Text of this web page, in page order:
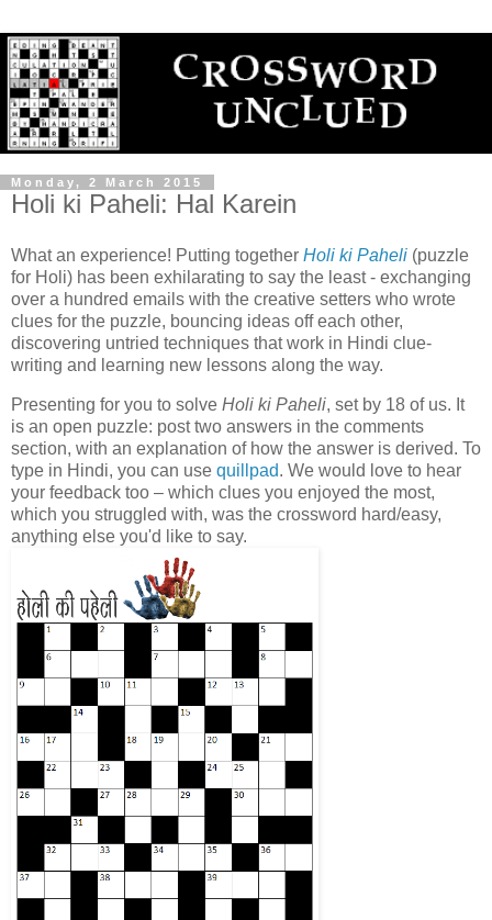
Monday, 2 March 2015
Holi ki Paheli: Hal Karein
What an experience! Putting together Holi ki Paheli (puzzle
for Holi) has been exhilarating to say the least - exchanging
over a hundred emails with the creative setters who wrote
clues for the puzzle, bouncing ideas off each other,
discovering untried techniques that work in Hindi clue-
writing and learning new lessons along the way.
Presenting for you to solve Holi ki Paheli, set by 18 of us. It
is an open puzzle: post two answers in the comments
section, with an explanation of how the answer is derived. To
type in Hindi, you can use quillpad. We would love to hear
your feedback too – which clues you enjoyed the most,
which you struggled with, was the crossword hard/easy,
anything else you'd like to say.